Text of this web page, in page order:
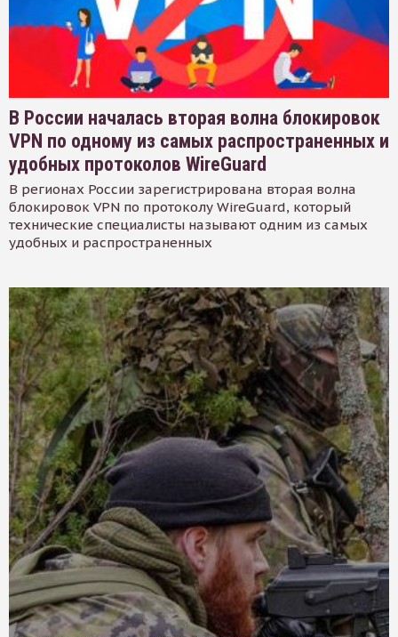
В России началась вторая волна блокировок
VPN по одному из самых распространенных и
удобных протоколов WireGuard
В регионах России зарегистрирована вторая волна
блокировок VPN по протоколу WireGuard, который
технические специалисты называют одним из самых
удобных и распространенных